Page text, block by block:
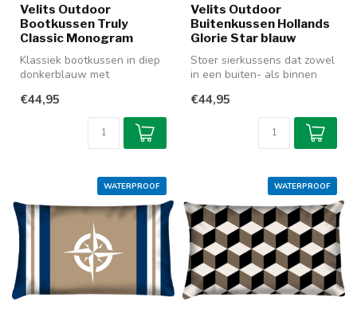
Velits Outdoor
Bootkussen Truly
Classic Monogram
Klassiek bootkussen in diep
donkerblauw met
Prachtig te c...
€44,95
Velits Outdoor
Buitenkussen Hollands
Glorie Star blauw
Stoer sierkussens dat zowel
in een buiten- als binnen
€44,95
WATERPROOF WATERPROOF